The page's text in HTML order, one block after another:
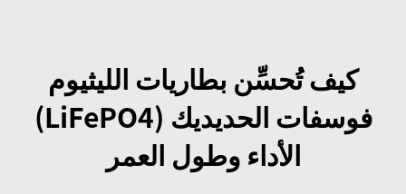
كيف تُحسِّن بطاريات الليثيوم
فوسفات الحديديك (LiFePO4)
الأداء وطول العمر